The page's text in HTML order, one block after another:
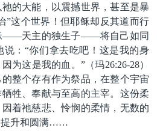
的大能，以震撼世界，甚至是暴
”这个世界！但耶稣却反其道而行
——天主的独生子——将自己如同
说：“你们拿去吃吧！这是我的身
为这是我的血。 ”（玛26:26-28）
整个存有作为祭品，在整个宇宙
牲、奉献与至高的主宰。这份柔
着祂慈悲、怜悯的柔情，无数的
提升和圆满……